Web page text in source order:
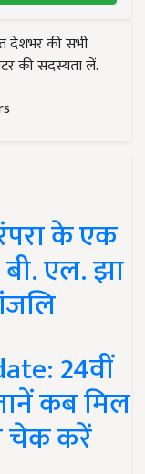
देशभर की सभी
की सदस्यता लें.
के एक
बी. एल. झा
24वीं
कब मिल
चेक करें